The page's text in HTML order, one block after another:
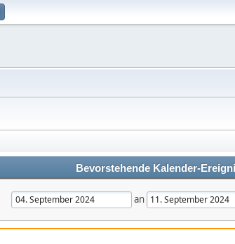
Bevorstehende Kalender-
an